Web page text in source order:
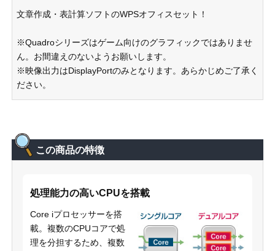
文章作成・表計算ソフトのWPSオフィスセット！
※Quadroシリーズはゲーム向けのグラフィックではありませ
ん。お間違えのないようお願いします。
※映像出力はDisplayPortのみとなります。あらかじめご了承く
ださい。
この商品の特徴
処理能力の高いCPUを搭載
Core iプロセッサーを搭
載。複数のCPUコアで処
理を分担するため、複数